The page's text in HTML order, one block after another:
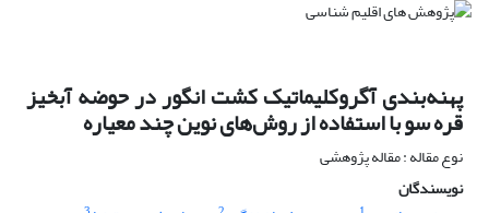
پهنه‌بندی آگروکلیماتیک کشت انگور در حوضه آبخیز
قره سو با استفاده از روش‌های نوین چند معیاره
نوع مقاله : مقاله پژوهشی
نویسندگان